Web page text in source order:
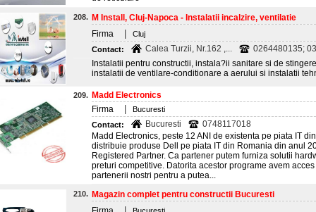
208. M Install, Cluj-Napoca - Instalatii incalzire, ventilatie
Firma
Cluj
Contact:
Calea Turzii, Nr.162 ,...
0264480135;
Instalatii pentru constructii, instala?ii sanitare si de
instalatii de ventilare-conditionare a aerului si instalatii
209. Madd Electronics
Firma
Bucuresti
Contact:
Bucuresti
0748117018
Madd Electronics, peste 12 ANI de existenta pe piata IT
distribuie produse Dell pe piata IT din Romania din anul
Registered Partner. Ca partener putem furniza solutii
preturi competitive. Datorita acestor programe avem
partenerii nostri pentru a putea...
210. Magazin complet pentru constructii Bucuresti